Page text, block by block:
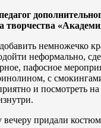
творчества
немножечко
неформально,
пафосное
с
и посмотреть
вечеру придали